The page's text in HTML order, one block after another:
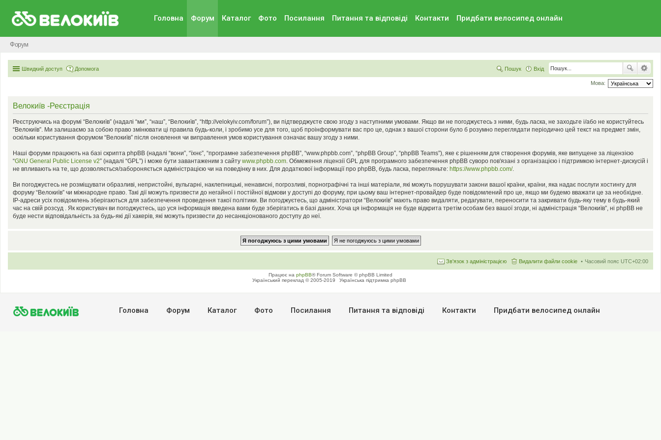
Головна Форум Каталог Фото Посилання Питання та вiдповiдi Контакти Придбати велосипед онлайн
Форум
Швидкий доступ Допомога Вхід
Пошук
Мова:
Велокиїв -Реєстрація
Реєструючись на форумі “Велокиїв” (надалі “ми”, “наш”, “Велокиїв”, “http://velokyiv.com/forum”), ви підтверджуєте свою згоду з наступними умовами. Якщо ви не погоджуєтесь з ними, будь ласка, не заходьте і/або не користуйтесь
“Велокиїв”. Ми залишаємо за собою право змінювати ці правила будь-коли, і зробимо усе для того, щоб проінформувати вас про це, однак з вашої сторони було б розумно переглядати періодично цей текст на предмет змін,
оскільки користування форумом “Велокиїв” після оновлення чи виправлення умов користування означає вашу згоду з ними.
Наші форуми працюють на базі скрипта phpBB (надалі “вони”, “їхнє”, “програмне забезпечення phpBB”, “www.phpbb.com”, “phpBB Group”, “phpBB Teams”), яке є рішенням для створення форумів, яке випущене за ліцензією
“GNU General Public License v2” (надалі “GPL”) і може бути завантаженим з сайту www.phpbb.com . Обмеження ліцензії GPL для програмного забезпечення phpBB суворо пов'язані з організацією і підтримкою інтернет-дискусій і
не впливають на те, що дозволяється/забороняється адміністрацією чи на поведінку в них. Для додаткової інформації про phpBB, будь ласка, перегляньте: https://www.phpbb.com/.
Ви погоджуєтесь не розміщувати образливі, непристойні, вульгарні, наклепницькі, ненависні, погрозливі, порнографічні та інші матеріали, які можуть порушувати закони вашої країни, країни, яка надає послуги хостингу для
форуму “Велокиїв” чи міжнародне право. Такі дії можуть призвести до негайної і постійної відмови у доступі до форуму, при цьому ваш інтернет-провайдер буде повідомлений про це, якщо ми будемо вважати це за необхідне.
IP-адреси усіх повідомлень зберігаються для забезпечення проведення такої політики. Ви погоджуєтесь, що адміністратори “Велокиїв” мають право видаляти, редагувати, переносити та закривати будь-яку тему в будь-який
час на свій розсуд . Як користувач ви погоджуєтесь, що уся інформація введена вами буде зберігатись в базі даних. Хоча ця інформація не буде відкрита третім особам без вашої згоди, ні адміністрація “Велокиїв”, ні phpBB не
буде нести відповідальність за будь-які дії хакерів, які можуть призвести до несанкціонованого доступу до неї.
Часовий пояс UTC+02:00
Видалити файли cookie
Зв'язок з адміністрацією
Працює на phpBB® Forum Software © phpBB Limited
Український переклад © 2005-2019
Українська підтримка phpBB
Головна Форум Каталог Фото Посилання Питання та вiдповiдi Контакти Придбати велосипед онлайн